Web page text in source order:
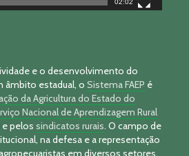
e o desenvolvimento do
âmbito estadual, o Sistema FAEP é
da Agricultura do Estado do
Nacional de Aprendizagem Rural
e pelos sindicatos rurais . O campo de
na defesa e a representação
em diversos setores,